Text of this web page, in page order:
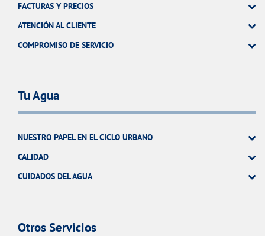
FACTURAS Y PRECIOS
ATENCIÓN AL CLIENTE
COMPROMISO DE SERVICIO
Tu Agua
NUESTRO PAPEL EN EL CICLO URBANO
CALIDAD
CUIDADOS DEL AGUA
Otros Servicios